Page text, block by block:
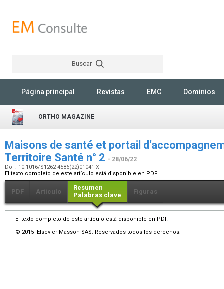
Buscar
Página principal Revistas EMC Dominios
ORTHO MAGAZINE
Maisons de santé et portail
Territoire Santé n° 2 - 28/06/22
Doi : 10.1016/S1262-4586(22)01041-X
El texto completo de este artículo está disponible en PDF.
PDF Artículo
Resumen
Palabras clave
Figuras
El texto completo de este artículo está disponible en PDF.
© 2015 Elsevier Masson SAS. Reservados todos los derechos.